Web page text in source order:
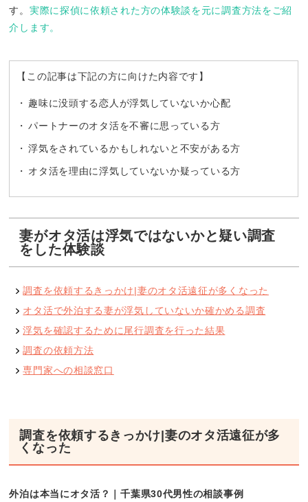
す。 実際に探偵に依頼された方の体験談を元に調査方法をご紹
介します。
【この記事は下記の方に向けた内容です】
趣味に没頭する恋人が浮気していないか心配
パートナーのオタ活を不審に思っている方
浮気をされているかもしれないと不安がある方
オタ活を理由に浮気していないか疑っている方
妻がオタ活は浮気ではないかと疑い調査
をした体験談
調査を依頼するきっかけ|妻のオタ活遠征が多くなった
オタ活で外泊する妻が浮気していないか確かめる調査
浮気を確認するために尾行調査を行った結果
調査の依頼方法
専門家への相談窓口
調査を依頼するきっかけ|妻のオタ活遠征が多
くなった
外泊は本当にオタ活？｜千葉県30代男性の相談事例